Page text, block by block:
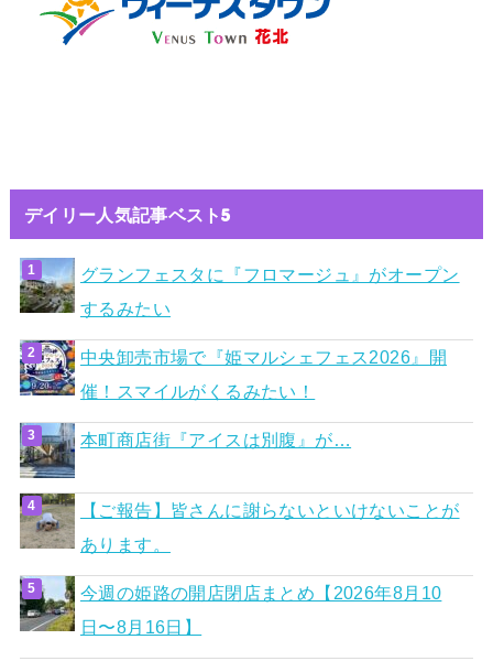
デイリー人気記事ベスト5
グランフェスタに『フロマージュ』がオープン
するみたい
中央卸売市場で『姫マルシェフェス2026』開
催！スマイルがくるみたい！
本町商店街『アイスは別腹』が…
【ご報告】皆さんに謝らないといけないことが
あります。
今週の姫路の開店閉店まとめ【2026年8月10
日〜8月16日】